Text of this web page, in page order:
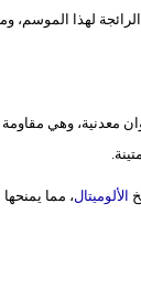
لهذا الموسم،
معدنية، وهي
الألوميتال، مما